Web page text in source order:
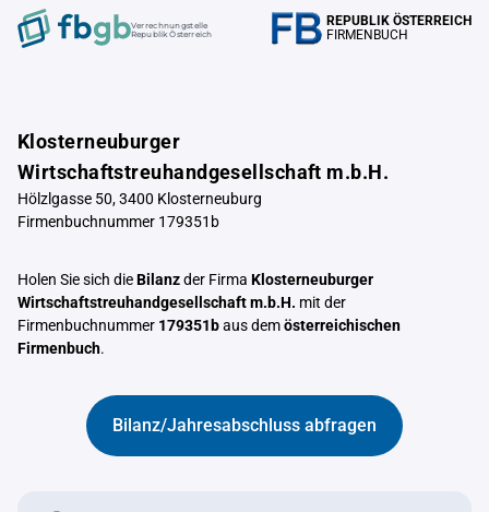
Verrechnungstelle
Republik Österreich
REPUBLIK ÖSTERREICH
FIRMENBUCH
Klosterneuburger
Wirtschaftstreuhandgesellschaft m.b.H.
Hölzlgasse 50, 3400 Klosterneuburg
Firmenbuchnummer 179351b
Holen Sie sich dieBilanzder Firma Klosterneuburger
Wirtschaftstreuhandgesellschaft m.b.H. mit der
Firmenbuchnummer 179351baus demösterreichischen
Firmenbuch.
Bilanz/Jahresabschluss abfragen